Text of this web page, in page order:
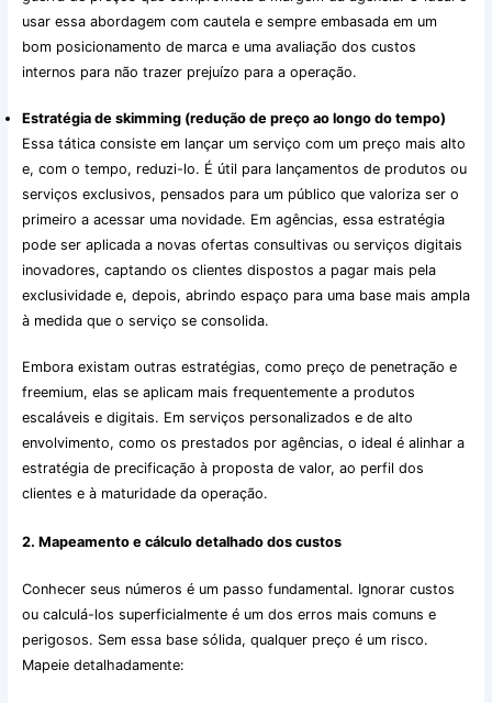
usar essa abordagem com cautela e sempre embasada em um
bom posicionamento de marca e uma avaliação dos custos
internos para não trazer prejuízo para a operação.
Estratégia de skimming (redução de preço ao longo do tempo)
Essa tática consiste em lançar um serviço com um preço mais alto
e, com o tempo, reduzi-lo. É útil para lançamentos de produtos ou
serviços exclusivos, pensados para um público que valoriza ser o
primeiro a acessar uma novidade. Em agências, essa estratégia
pode ser aplicada a novas ofertas consultivas ou serviços digitais
inovadores, captando os clientes dispostos a pagar mais pela
exclusividade e, depois, abrindo espaço para uma base mais ampla
à medida que o serviço se consolida.
Embora existam outras estratégias, como preço de penetração e
freemium, elas se aplicam mais frequentemente a produtos
escaláveis e digitais. Em serviços personalizados e de alto
envolvimento, como os prestados por agências, o ideal é alinhar a
estratégia de precificação à proposta de valor, ao perfil dos
clientes e à maturidade da operação.
2. Mapeamento e cálculo detalhado dos custos
Conhecer seus números é um passo fundamental. Ignorar custos
ou calculá-los superficialmente é um dos erros mais comuns e
perigosos. Sem essa base sólida, qualquer preço é um risco.
Mapeie detalhadamente: